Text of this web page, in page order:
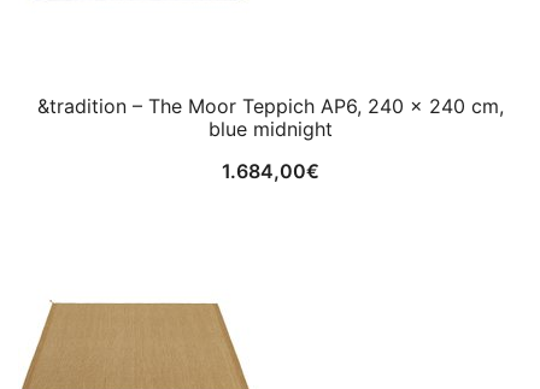
&tradition – The Moor Teppich AP6, 240 x 240 cm,
blue midnight
1.684,00€